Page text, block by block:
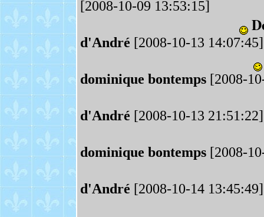
[2008-10-09 13:53:15]
d'André [2008-10-13 14:07:45]
dominique bontemps[2008-
d'André [2008-10-13 21:51:22]
dominique bontemps[2008-
d'André [2008-10-14 13:45:49]